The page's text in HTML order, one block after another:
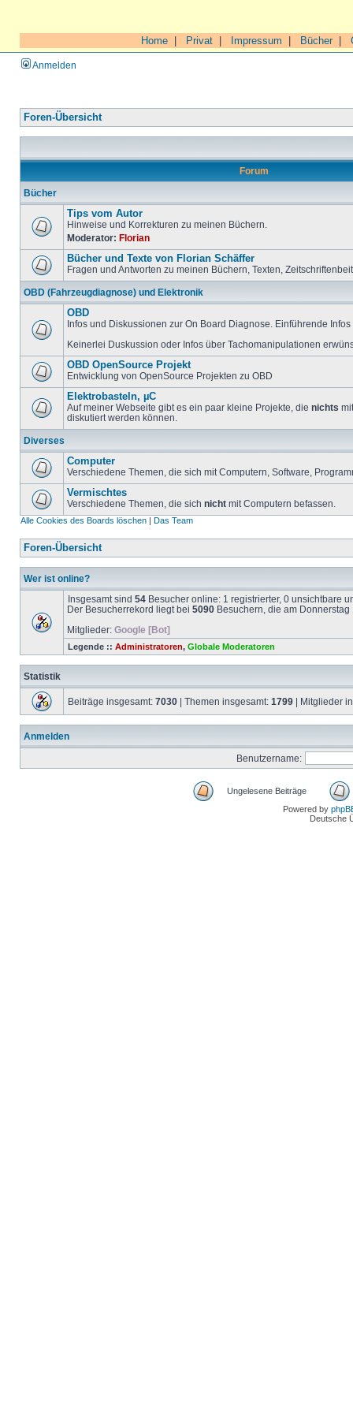
Home Privat Impressum Bücher|
Anmelden
Foren-Übersicht
Forum
Bücher
Tips vom Autor
Hinweise und Korrekturen zu meinen Büchern.
Moderator: Florian
Bücher und Texte von Florian Schäffer
Fragen und Antworten zu meinen Büchern, Texten,
OBD (Fahrzeugdiagnose) und Elektronik
OBD
Infos und Diskussionen zur On Board Diagnose. Einführende
Keinerlei Duskussion oder Infos über Tachomanipulationen
OBD OpenSource Projekt
Entwicklung von OpenSource Projekten zu OBD
Elektrobasteln, µC
Auf meiner Webseite gibt es ein paar kleine Projekte, die nichts
diskutiert werden können.
Diverses
Computer
Verschiedene Themen, die sich mit Computern, Software,
Vermischtes
Verschiedene Themen, die sich nicht mit Computern befassen.
Alle Cookies des Boards löschen | Das Team
Foren-Übersicht
Wer ist online?
Insgesamt sind 54 Besucher online: 1 registrierter, 0 unsichtbare
Der Besucherrekord liegt bei 5090 Besuchern, die am
Mitglieder: Google [Bot]
Legende :: Administratoren, Globale Moderatoren
Statistik
Beiträge insgesamt: 7030 | Themen insgesamt: 1799 | Mitglieder
Anmelden
Benutzername:
Ungelesene Beiträge
Powered by
Deutsche